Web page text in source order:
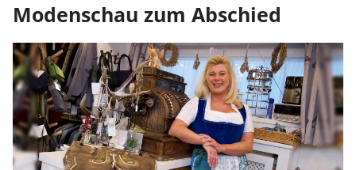
Modenschau zum Abschied